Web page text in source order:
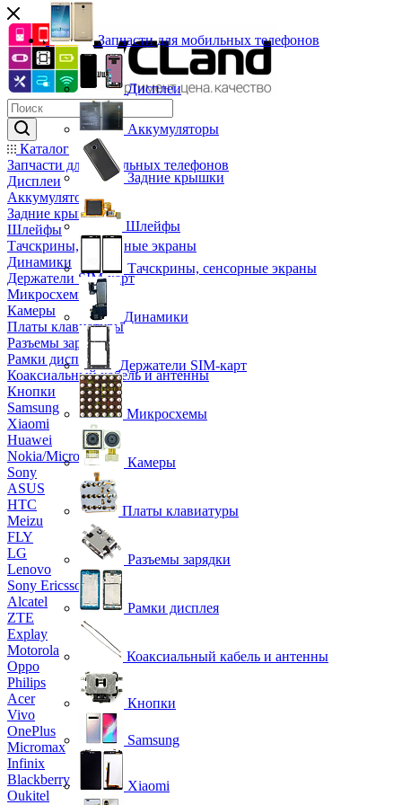
Каталог
Запчасти для мобильных телефонов
Дисплеи
Аккумуляторы
Задние крышки
Шлейфы
Тачскрины, сенсорные экраны
Динамики
Держатели SIM-карт
Микросхемы
Камеры
Платы клавиатуры
Разъемы зарядки
Рамки дисплея
Коаксиальный кабель и антенны
Кнопки
Samsung
Xiaomi
Huawei
Nokia/Microsoft
Sony
ASUS
HTC
Meizu
FLY
LG
Lenovo
Sony Ericsson
Alcatel
ZTE
Explay
Motorola
Oppo
Philips
Acer
Vivo
OnePlus
Micromax
Infinix
Blackberry
Oukitel
Запчасти для мобильных телефонов
Дисплеи
Аккумуляторы
Задние крышки
Шлейфы
Тачскрины, сенсорные экраны
Динамики
Держатели SIM-карт
Микросхемы
Камеры
Платы клавиатуры
Разъемы зарядки
Рамки дисплея
Коаксиальный кабель и антенны
Кнопки
Samsung
Xiaomi